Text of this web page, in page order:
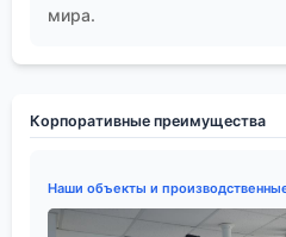
мира.
Корпоративные преимущества
Наши объекты и